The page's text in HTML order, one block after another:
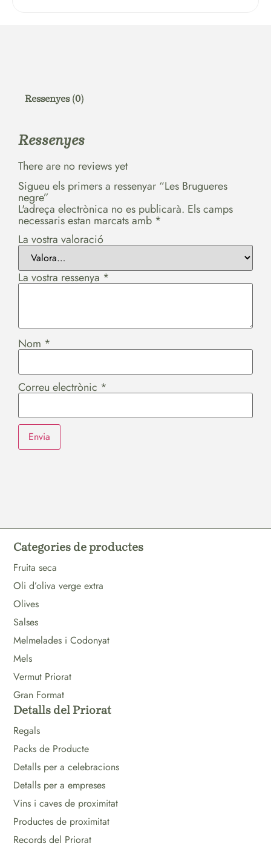
Ressenyes (0)
Ressenyes
There are no reviews yet
Sigueu els primers a ressenyar “Les Brugueres
negre”
L'adreça electrònica no es publicarà. Els camps
necessaris estan marcats amb *
La vostra valoració
La vostra ressenya *
Nom *
Correu electrònic *
Categories de productes
Fruita seca
Oli d’oliva verge extra
Olives
Salses
Melmelades i Codonyat
Mels
Vermut Priorat
Gran Format
Detalls del Priorat
Regals
Packs de Producte
Detalls per a celebracions
Detalls per a empreses
Vins i caves de proximitat
Productes de proximitat
Records del Priorat